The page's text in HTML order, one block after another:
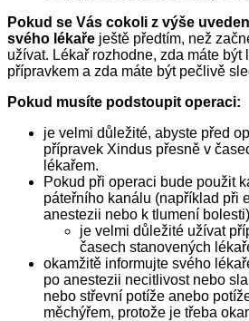
Pokud se Vás cokoli z výše
svého lékaře ještě předtím, než
užívat. Lékař rozhodne, zda máte být
přípravkem a zda máte být pečlivě
Pokud musíte podstoupit operaci:
je velmi důležité, abyste před
přípravek Xindus přesně v
lékařem.
Pokud při operaci bude použit
páteřního kanálu (například při
anestezii nebo k tlumení
je velmi důležité užívat
časech stanovených
okamžitě informujte svého
po anestezii necitlivost nebo
nebo střevní potíže anebo
měchýřem, protože je třeba